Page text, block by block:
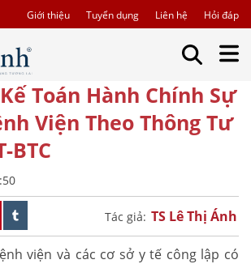
Giới thiệu Tuyển dụng Liên hệ Hỏi đáp
Toán Hành Chính Sự
Viện Theo Thông Tư
BTC
Tác giả: TS Lê Thị Ánh
viện và các cơ sở y tế công lập có